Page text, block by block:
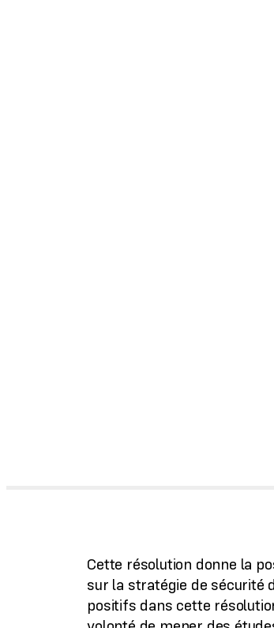
Cette résolution donne la
sur la stratégie de sécurité
positifs dans cette